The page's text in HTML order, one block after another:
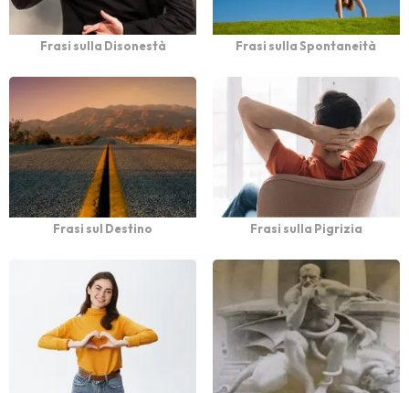
Frasi sulla Disonestà Frasi sulla Spontaneità
Frasi sul Destino Frasi sulla Pigrizia